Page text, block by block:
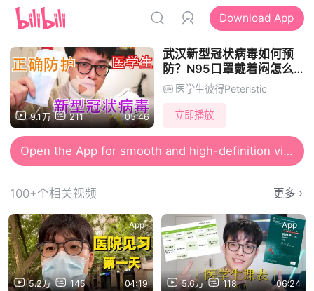
Download App
9.1万 211 05:46
武汉新型冠状病毒如何预
防？N95口罩戴着闷怎么
办？戴口罩就够了么？
医学生彼得Peteristic
立即播放
Open the App for smooth and high-definition viewing
100+个相关视频 更多
5.2万 145 04:19
App
5.6万 118 06:24
App